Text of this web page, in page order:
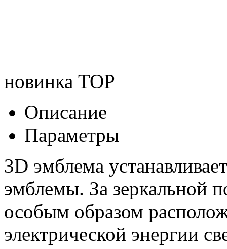
новинка TOP
Описание
Параметры
3D эмблема
эмблемы. За зеркальной
особым образом
электрической энергии